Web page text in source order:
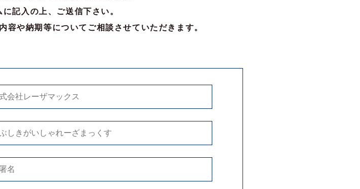
記入の上、ご送信下さい。
容や納期等についてご相談させていただきます。
法をすべてご選択下さい
日締め